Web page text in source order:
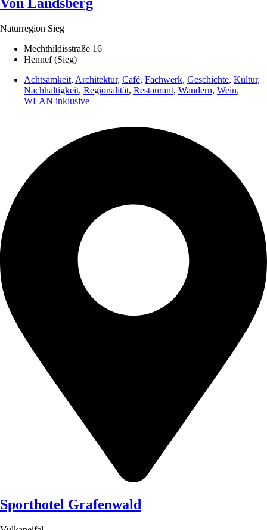
Von Landsberg
Naturregion Sieg
Mechthildisstraße 16
Hennef (Sieg)
Achtsamkeit, Architektur, Café, Fachwerk, Geschichte, Kultur,
Nachhaltigkeit, Regionalität, Restaurant, Wandern, Wein,
WLAN inklusive
Sporthotel Grafenwald